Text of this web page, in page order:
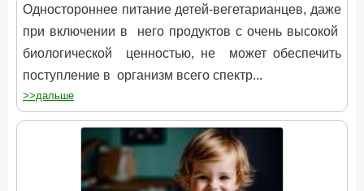
Одностороннее питание детей-вегетарианцев, даже
при включении в него продуктов с очень высокой
биологической ценностью, не может обеспечить
поступление в организм всего спектр...
>>дальше